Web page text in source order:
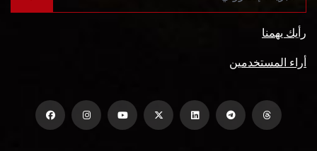
رأيك يهمنا
أراء المستخدمين